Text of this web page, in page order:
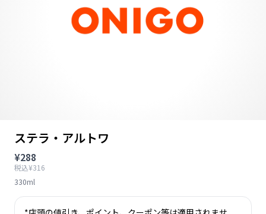
ステラ・アルトワ
¥288
税込¥316
330ml